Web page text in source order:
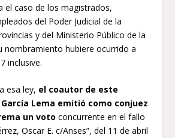
el caso de los magistrados,
del Poder Judicial de la
y del Ministerio Público de la
nombramiento hubiere ocurrido a
inclusive.
esa ley, el coautor de este
Lema emitió como conjuez
un voto concurrente en el fallo
Oscar E. c/Anses”, del 11 de abril